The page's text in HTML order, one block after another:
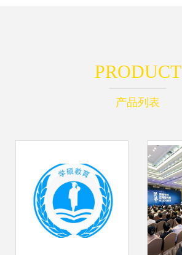
PRODUCT
产品列表